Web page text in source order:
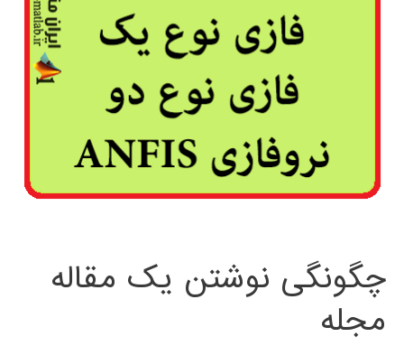
چگونگی نوشتن یک مقاله
مجله